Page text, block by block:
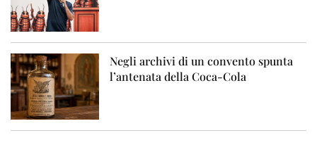
Negli archivi di un convento spunta
l’antenata della Coca-Cola